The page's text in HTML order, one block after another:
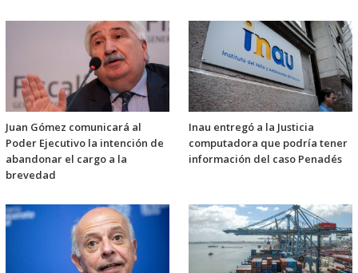
Juan Gómez comunicará al
Poder Ejecutivo la intención de
abandonar el cargo a la
brevedad
Inau entregó a la Justicia
computadora que podría tener
información del caso Penadés